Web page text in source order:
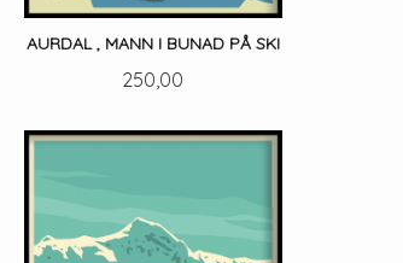
AURDAL , MANN I BUNAD PÅ SKI
Pris
250,00
LES MER